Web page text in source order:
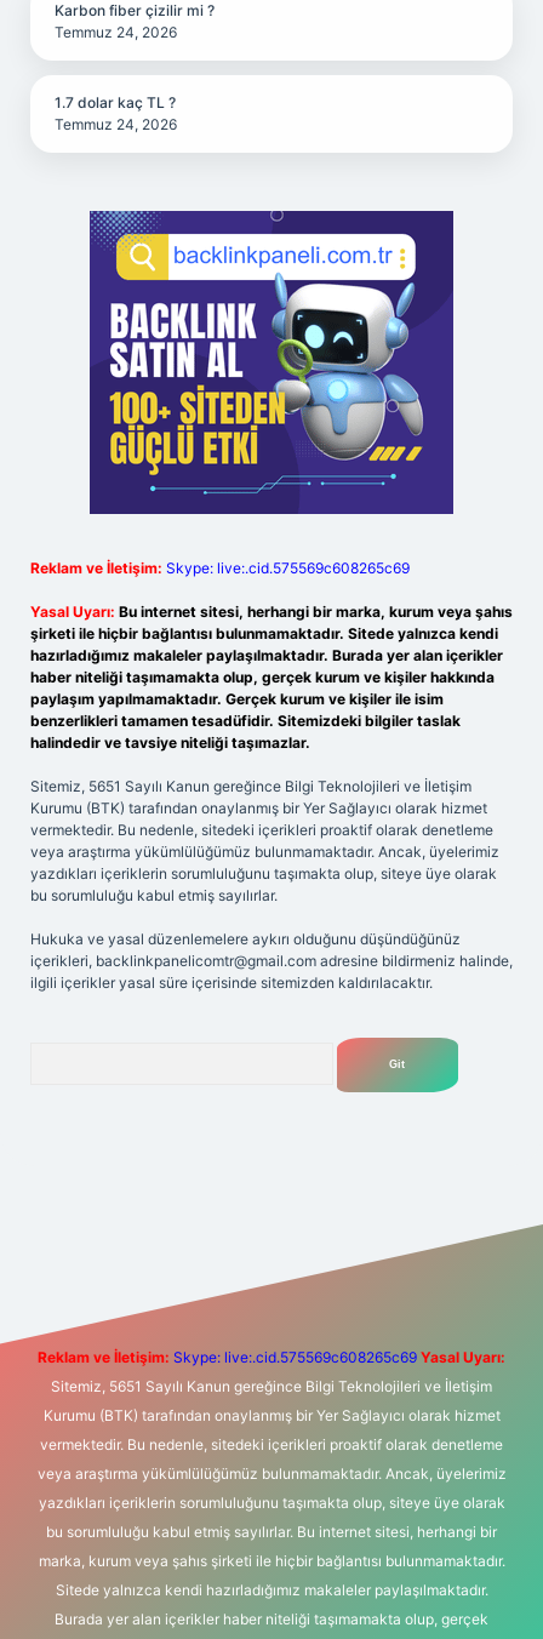
Karbon fiber çizilir mi ?
Temmuz 24, 2026
1.7 dolar kaç TL ?
Temmuz 24, 2026
Reklam ve İletişim: Skype: live:.cid.575569c608265c69
Yasal Uyarı: Bu internet sitesi, herhangi bir marka, kurum veya şahıs
şirketi ile hiçbir bağlantısı bulunmamaktadır. Sitede yalnızca kendi
hazırladığımız makaleler paylaşılmaktadır. Burada yer alan içerikler
haber niteliği taşımamakta olup, gerçek kurum ve kişiler hakkında
paylaşım yapılmamaktadır. Gerçek kurum ve kişiler ile isim
benzerlikleri tamamen tesadüfidir. Sitemizdeki bilgiler taslak
halindedir ve tavsiye niteliği taşımazlar.
Sitemiz, 5651 Sayılı Kanun gereğince Bilgi Teknolojileri ve İletişim
Kurumu (BTK) tarafından onaylanmış bir Yer Sağlayıcı olarak hizmet
vermektedir. Bu nedenle, sitedeki içerikleri proaktif olarak denetleme
veya araştırma yükümlülüğümüz bulunmamaktadır. Ancak, üyelerimiz
yazdıkları içeriklerin sorumluluğunu taşımakta olup, siteye üye olarak
bu sorumluluğu kabul etmiş sayılırlar.
Hukuka ve yasal düzenlemelere aykırı olduğunu düşündüğünüz
içerikleri, backlinkpanelicomtr@gmail.com adresine bildirmeniz halinde,
ilgili içerikler yasal süre içerisinde sitemizden kaldırılacaktır.
m elexbet
Reklam ve İletişim: Skype: live:.cid.575569c608265c69 Yasal Uyarı:
Sitemiz, 5651 Sayılı Kanun gereğince Bilgi Teknolojileri ve İletişim
Kurumu (BTK) tarafından onaylanmış bir Yer Sağlayıcı olarak hizmet
vermektedir. Bu nedenle, sitedeki içerikleri proaktif olarak denetleme
veya araştırma yükümlülüğümüz bulunmamaktadır. Ancak, üyelerimiz
yazdıkları içeriklerin sorumluluğunu taşımakta olup, siteye üye olarak
bu sorumluluğu kabul etmiş sayılırlar. Bu internet sitesi, herhangi bir
marka, kurum veya şahıs şirketi ile hiçbir bağlantısı bulunmamaktadır.
Sitede yalnızca kendi hazırladığımız makaleler paylaşılmaktadır.
Burada yer alan içerikler haber niteliği taşımamakta olup, gerçek